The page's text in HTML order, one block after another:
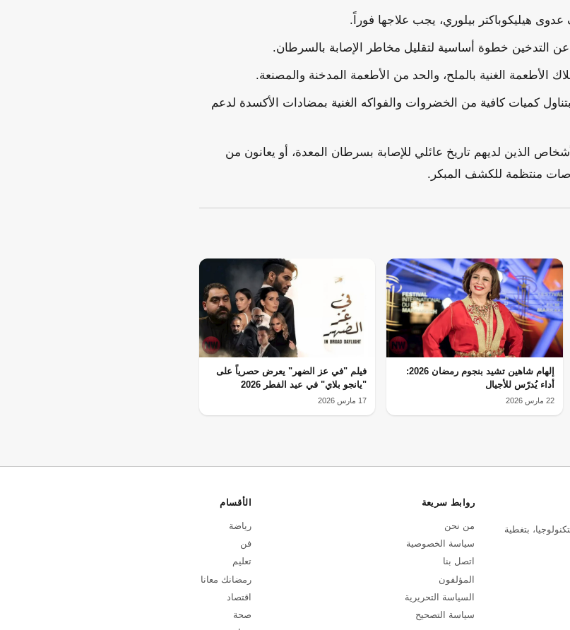
هيليكوباكتر بيلوري، يجب علاجها فوراً.
عن التدخين خطوة أساسية لتقليل مخاطر الإصابة بالسرطان.
الأطعمة الغنية بالملح، والحد من الأطعمة المدخنة والمصنعة.
كميات كافية من الخضروات والفواكه الغنية بمضادات الأكسدة لدعم
الذين لديهم تاريخ عائلي للإصابة بسرطان المعدة، أو يعانون من
منتظمة للكشف المبكر.
إلهام شاهين تشيد بنجوم رمضان 2026:
أداء يُدرّس للأجيال
22 مارس 2026
فيلم "في عز الضهر" يعرض حصرياً على
"يانجو بلاي" في عيد الفطر 2026
17 مارس 2026
بتغطية
روابط سريعة
من نحن
سياسة الخصوصية
اتصل بنا
المؤلفون
السياسة التحريرية
سياسة التصحيح
الأقسام
رياضة
فن
تعليم
رمضانك معانا
اقتصاد
صحة